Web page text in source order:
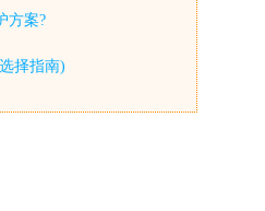
方案?
择指南)